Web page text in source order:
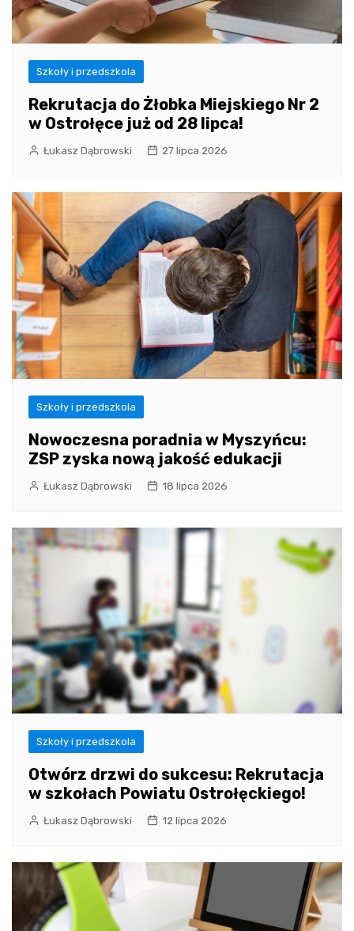
Szkoły i przedszkola
Rekrutacja do Żłobka Miejskiego Nr 2
w Ostrołęce już od 28 lipca!
Łukasz Dąbrowski 27 lipca 2026
Szkoły i przedszkola
Nowoczesna poradnia w Myszyńcu:
ZSP zyska nową jakość edukacji
Łukasz Dąbrowski 18 lipca 2026
Szkoły i przedszkola
Otwórz drzwi do sukcesu: Rekrutacja
w szkołach Powiatu Ostrołęckiego!
Łukasz Dąbrowski 12 lipca 2026